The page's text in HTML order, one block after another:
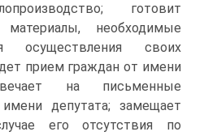
готовит
материалы, необходимые
осуществления своих
прием граждан от имени
на письменные
депутата; замещает
его отсутствия по